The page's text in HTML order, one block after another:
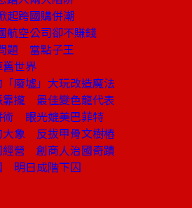
跨國購併潮
空公司卻不賺錢
題 當點子王
世界
廢墟」大玩改造魔法
靠攏 最佳變色龍代表
術 眼光媲美巴菲特
大象 反拔甲骨文樹樁
經營 創商人治國奇蹟
明日成階下囚